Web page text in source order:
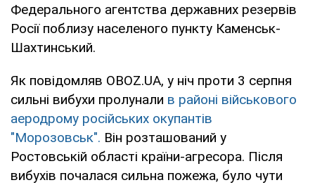
Федерального агентства державних резервів
Росії поблизу населеного пункту Каменськ-
Шахтинський.
Як повідомляв OBOZ.UA, у ніч проти 3 серпня
сильні вибухи пролунали в районі військового
аеродрому російських окупантів
"Морозовськ". Він розташований у
Ростовській області країни-агресора. Після
вибухів почалася сильна пожежа, було чути